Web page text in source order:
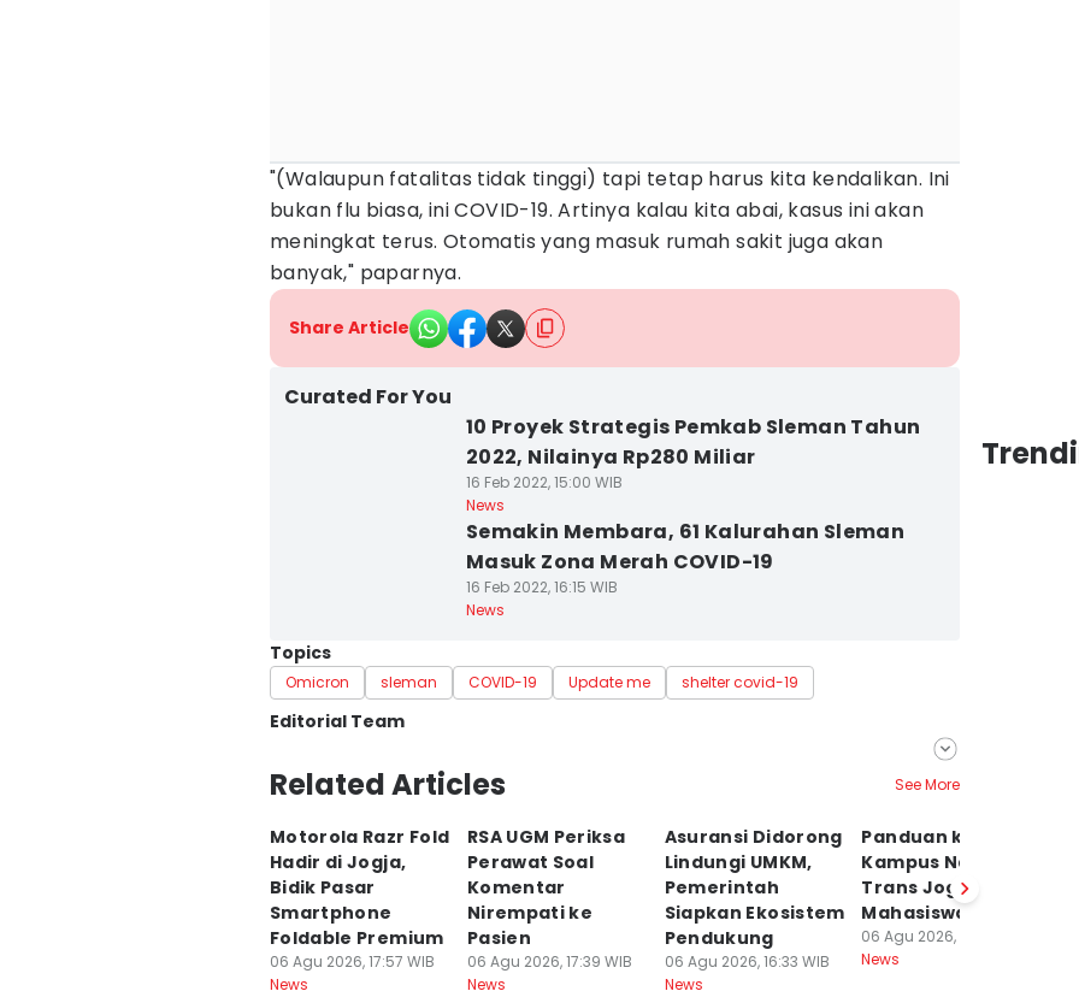
"(Walaupun fatalitas tidak tinggi) tapi tetap harus kita kendalikan. Ini
bukan flu biasa, ini COVID-19. Artinya kalau kita abai, kasus ini akan
meningkat terus. Otomatis yang masuk rumah sakit juga akan
banyak," paparnya.
Share Article
Curated For You
10 Proyek Strategis Pemkab Sleman Tahun
2022, Nilainya Rp280 Miliar
16 Feb 2022, 15:00 WIB
News
Semakin Membara, 61 Kalurahan Sleman
Masuk Zona Merah COVID-19
16 Feb 2022, 16:15 WIB
News
Topics
Omicron sleman COVID-19 Update me shelter covid-19
Editorial Team
Editor
Siti Umaiyah
Editor
Paulus Risang
Related Articles See More
Motorola Razr Fold
Hadir di Jogja,
Bidik Pasar
Smartphone
Foldable Premium
06 Agu 2026, 17:57 WIB
News
RSA UGM Periksa
Perawat Soal
Komentar
Nirempati ke
Pasien
06 Agu 2026, 17:39 WIB
News
Asuransi Didorong
Lindungi UMKM,
Pemerintah
Siapkan Ekosistem
Pendukung
06 Agu 2026, 16:33 WIB
News
Panduan ke
Kampus Naik
Trans Jogja buat
Mahasiswa Baru
06 Agu 2026, 16:20 WIB
News